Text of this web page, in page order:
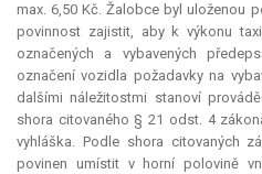
max. 6,50 Kč. Žalobce byl uloženou
povinnost zajistit, aby k výkonu
označených a vybavených
označení vozidla požadavky na
dalšími náležitostmi stanoví
shora citovaného § 21 odst. 4
vyhláška. Podle shora citovaných
povinen umístit v horní polovině